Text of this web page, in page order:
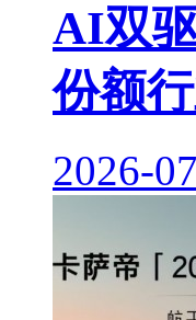
AI双
份额
2026-